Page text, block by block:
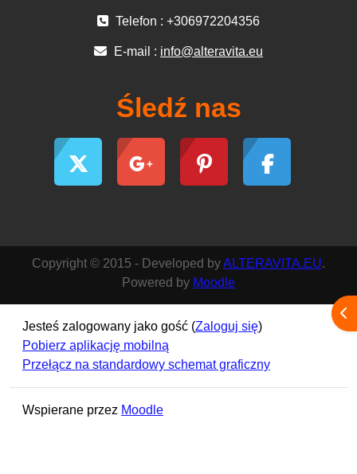
Telefon : +306972204356
E-mail : info@alteravita.eu
Śledź nas
Copyright © 2015 - Developed byALTERAVITA.EU.
Powered by Moodle
Jesteś zalogowany jako gość (Zaloguj się)
Pobierz aplikację mobilną
Przełącz na standardowy schemat graficzny
Wspierane przez Moodle